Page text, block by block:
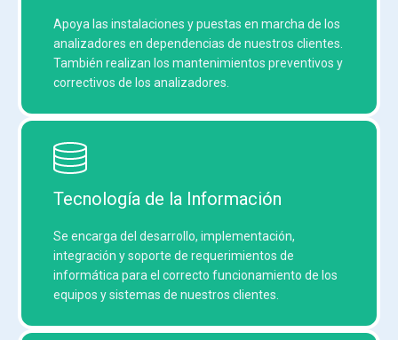
Apoya las instalaciones y puestas en marcha de los
analizadores en dependencias de nuestros clientes.
También realizan los mantenimientos preventivos y
correctivos de los analizadores.
Tecnología de la Información
Se encarga del desarrollo, implementación,
integración y soporte de requerimientos de
informática para el correcto funcionamiento de los
equipos y sistemas de nuestros clientes.